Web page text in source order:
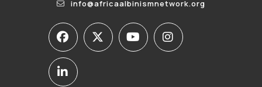
info@africaalbinismnetwork.org